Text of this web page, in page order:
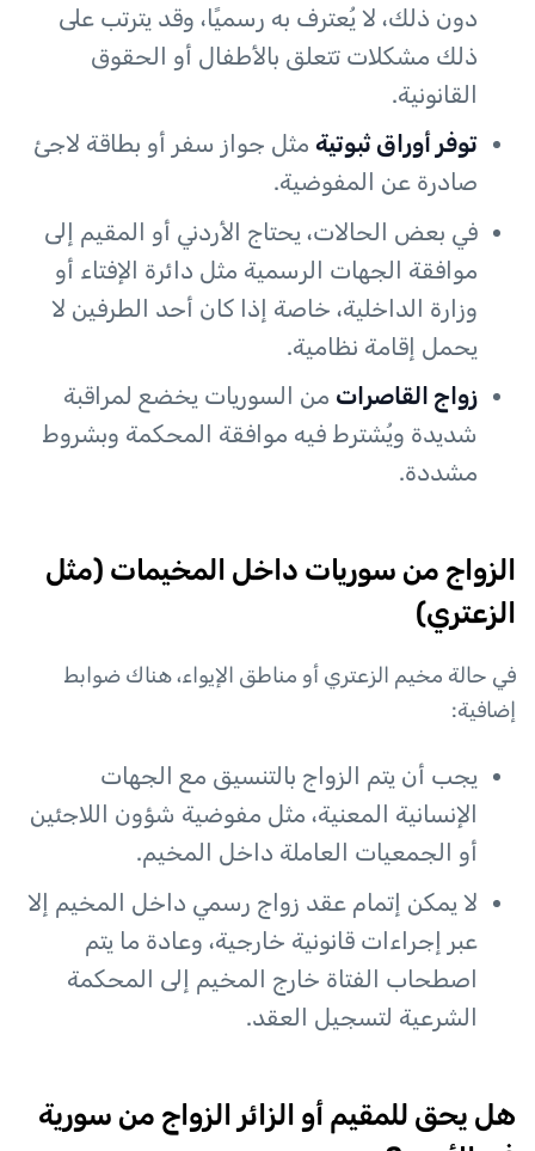
دون ذلك، لا يُعترف به رسميًا، وقد يترتب على
ذلك مشكلات تتعلق بالأطفال أو الحقوق
القانونية.
توفر أوراق ثبوتية مثل جواز سفر أو بطاقة لاجئ
صادرة عن المفوضية.
في بعض الحالات، يحتاج الأردني أو المقيم إلى
موافقة الجهات الرسمية مثل دائرة الإفتاء أو
وزارة الداخلية، خاصة إذا كان أحد الطرفين لا
يحمل إقامة نظامية.
زواج القاصرات من السوريات يخضع لمراقبة
شديدة ويُشترط فيه موافقة المحكمة وبشروط
مشددة.
الزواج من سوريات داخل المخيمات (مثل
الزعتري)
في حالة مخيم الزعتري أو مناطق الإيواء، هناك ضوابط
إضافية:
يجب أن يتم الزواج بالتنسيق مع الجهات
الإنسانية المعنية، مثل مفوضية شؤون اللاجئين
أو الجمعيات العاملة داخل المخيم.
لا يمكن إتمام عقد زواج رسمي داخل المخيم إلا
عبر إجراءات قانونية خارجية، وعادة ما يتم
اصطحاب الفتاة خارج المخيم إلى المحكمة
الشرعية لتسجيل العقد.
هل يحق للمقيم أو الزائر الزواج من سورية